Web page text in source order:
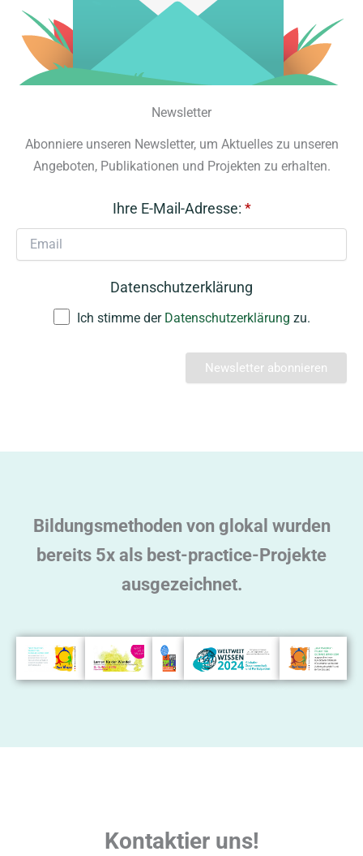
Newsletter
Abonniere unseren Newsletter, um Aktuelles zu unseren
Angeboten, Publikationen und Projekten zu erhalten.
Ihre E-Mail-Adresse: *
Datenschutzerklärung
Ich stimme der Datenschutzerklärung zu.
i
v
Bildungsmethoden von glokal wurden
bereits 5x als best-practice-Projekte
ausgezeichnet.
Kontaktier uns!